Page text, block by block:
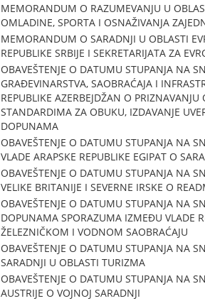
MEMORANDUM O RAZUMEVANJU U
OMLADINE, SPORTA I OSNAŽIVANJA
MEMORANDUM O SARADNJI U OBLASTI
REPUBLIKE SRBIJE I SEKRETARIJATA ZA
OBAVEŠTENJE O DATUMU STUPANJA NA
GRAĐEVINARSTVA, SAOBRAĆAJA I
REPUBLIKE AZERBEJDŽAN O
STANDARDIMA ZA OBUKU, IZDAVANJE
DOPUNAMA
OBAVEŠTENJE O DATUMU STUPANJA NA
VLADE ARAPSKE REPUBLIKE EGIPAT O
OBAVEŠTENJE O DATUMU STUPANJA NA
VELIKE BRITANIJE I SEVERNE IRSKE O
OBAVEŠTENJE O DATUMU STUPANJA NA
DOPUNAMA SPORAZUMA IZMEĐU VLADE
ŽELEZNIČKOM I VODNOM SAOBRAĆAJU
OBAVEŠTENJE O DATUMU STUPANJA NA
SARADNJI U OBLASTI TURIZMA
OBAVEŠTENJE O DATUMU STUPANJA NA
AUSTRIJE O VOJNOJ SARADNJI